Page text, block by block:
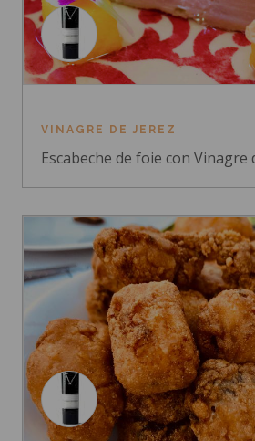
VINAGRE DE JEREZ
Escabeche de foie con Vinagre